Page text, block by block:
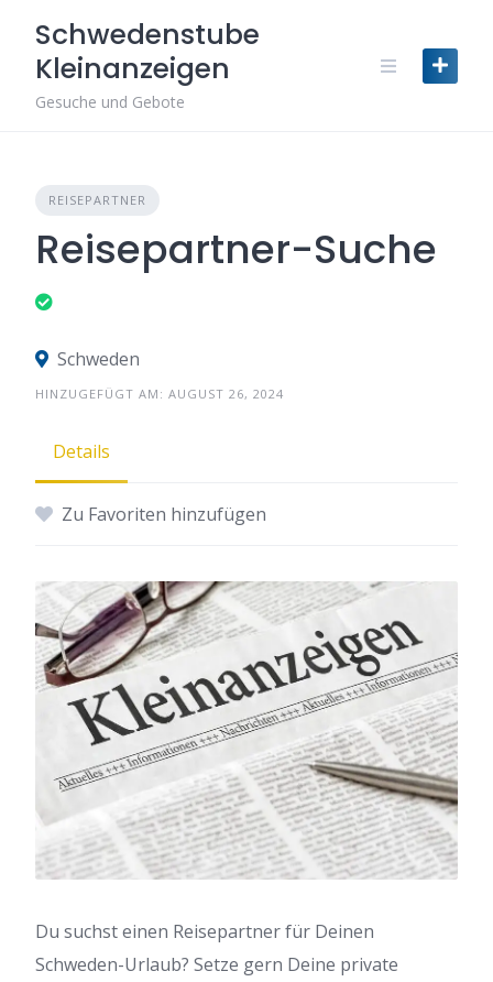
content
Schwedenstube
Kleinanzeigen
Gesuche und Gebote
REISEPARTNER
Reisepartner-Suche
Schweden
HINZUGEFÜGT AM: AUGUST 26, 2024
Details
Zu Favoriten hinzufügen
Du suchst einen Reisepartner für Deinen
Schweden-Urlaub? Setze gern Deine private